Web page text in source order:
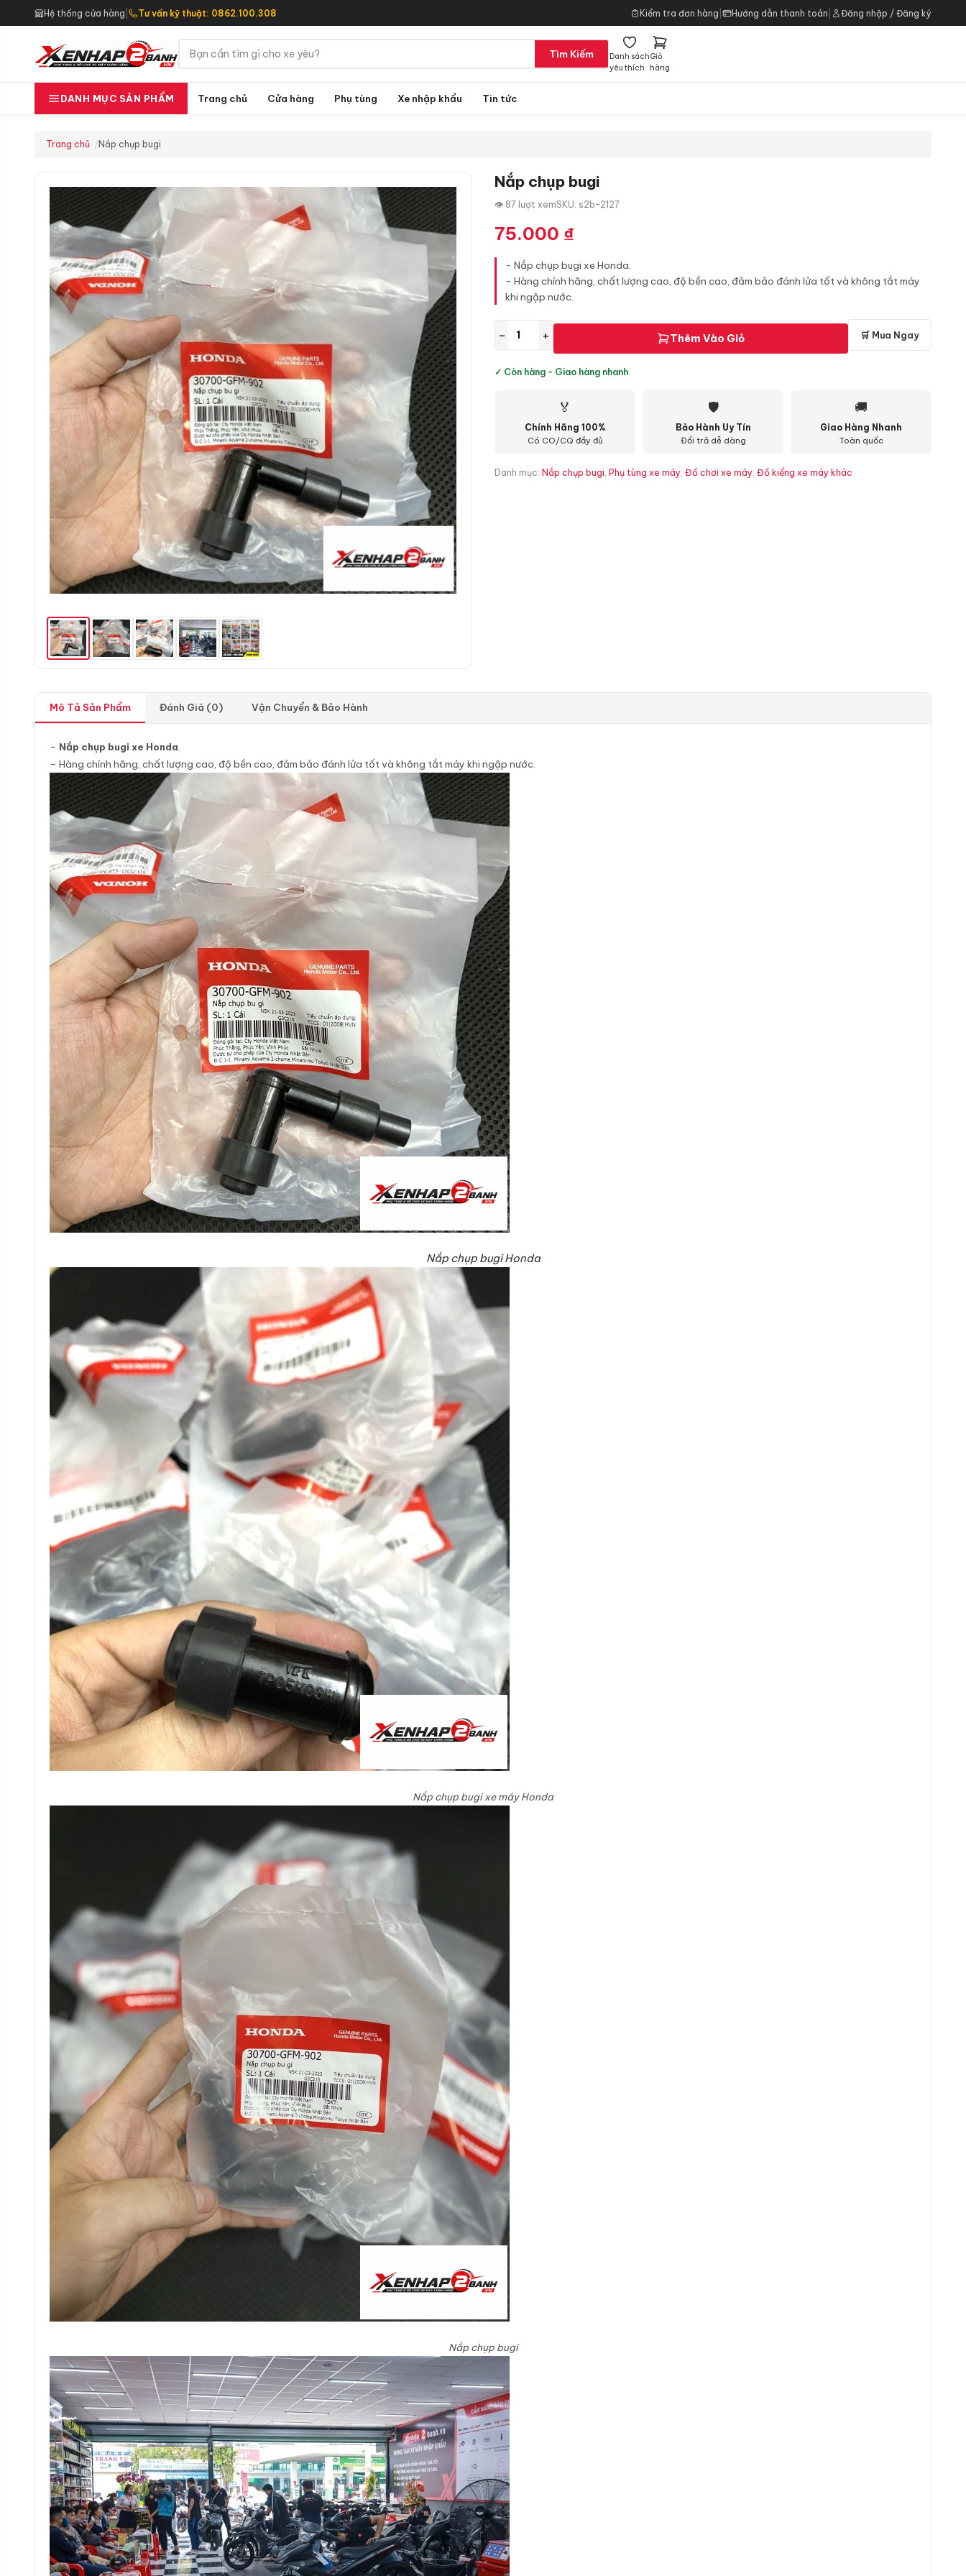
Hệ thống cửa hàng Tư vấn kỹ thuật: 0862.100.308 Kiểm tra đơn hàng Hướng dẫn thanh toán Đăng nhập / Đăng ký
Tìm Kiếm
Danh sách
yêu thích
Giỏ
hàng
DANH MỤC SẢN PHẨM Trang chủ Cửa hàng Phụ tùng Xe nhập khẩu Tin tức
Trang chủ Nắp chụp bugi
Nắp chụp bugi
👁 87 lượt xemSKU: s2b-2127
75.000 ₫
- Nắp chụp bugi xe Honda.
- Hàng chính hãng, chất lượng cao, độ bền cao, đảm bảo đánh lửa tốt và không tắt máy
khi ngập nước.
− + Thêm Vào Giỏ 🛒 Mua Ngay
✓ Còn hàng - Giao hàng nhanh
🏅
Chính Hãng 100%
Có CO/CQ đầy đủ
🛡
Bảo Hành Uy Tín
Đổi trả dễ dàng
🚚
Giao Hàng Nhanh
Toàn quốc
Danh mục: Nắp chụp bugi, Phụ tùng xe máy, Đồ chơi xe máy, Đồ kiểng xe máy khác
Mô Tả Sản Phẩm Đánh Giá (0) Vận Chuyển & Bảo Hành
– Nắp chụp bugi xe Honda.
– Hàng chính hãng, chất lượng cao, độ bền cao, đảm bảo đánh lửa tốt và không tắt máy khi ngập nước.
Nắp chụp bugi Honda
Nắp chụp bugi xe máy Honda
Nắp chụp bugi